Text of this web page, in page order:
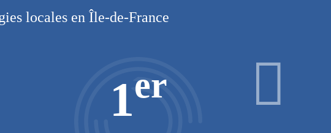
locales en Île-de-France
1er